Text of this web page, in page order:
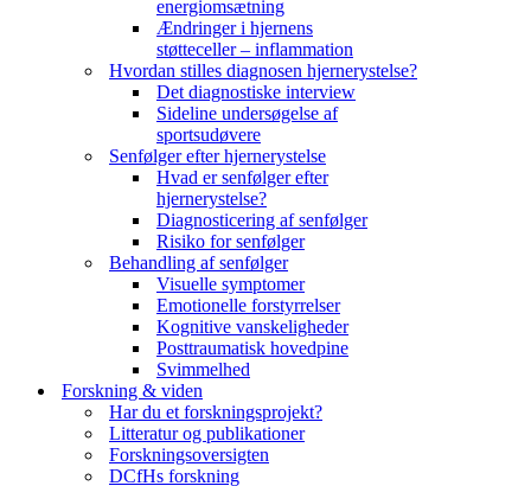
energiomsætning
Ændringer i hjernens
støtteceller – inflammation
Hvordan stilles diagnosen hjernerystelse?
Det diagnostiske interview
Sideline undersøgelse af
sportsudøvere
Senfølger efter hjernerystelse
Hvad er senfølger efter
hjernerystelse?
Diagnosticering af senfølger
Risiko for senfølger
Behandling af senfølger
Visuelle symptomer
Emotionelle forstyrrelser
Kognitive vanskeligheder
Posttraumatisk hovedpine
Svimmelhed
Forskning & viden
Har du et forskningsprojekt?
Litteratur og publikationer
Forskningsoversigten
DCfHs forskning